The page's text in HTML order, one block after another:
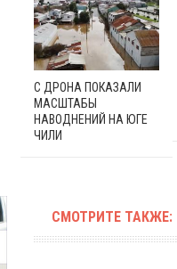
С ДРОНА ПОКАЗАЛИ
МАСШТАБЫ
НАВОДНЕНИЙ НА ЮГЕ
ЧИЛИ
СМОТРИТЕ ТАКЖЕ: